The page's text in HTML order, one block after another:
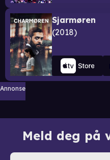
Sjarmøren
2018
Annonse
Meld deg på